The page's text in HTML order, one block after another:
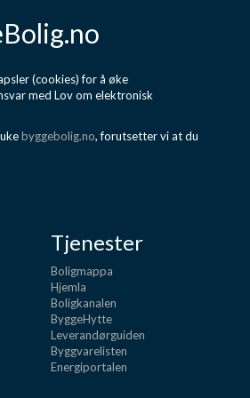
(cookies) for å øke
med Lov om elektronisk
byggebolig.no, forutsetter vi at du
Tjenester
Boligmappa
Hjemla
Boligkanalen
ByggeHytte
Leverandørguiden
Byggvarelisten
Energiportalen